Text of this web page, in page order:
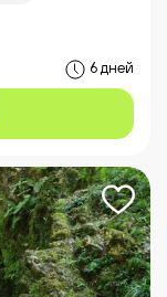
6 дней